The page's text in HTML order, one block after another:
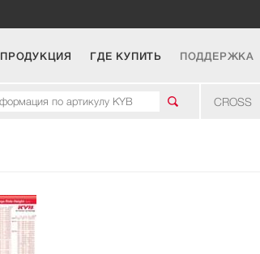
ПРОДУКЦИЯ ГДЕ КУПИТЬ ПОДДЕРЖКА
CROSS